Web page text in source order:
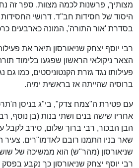
מצותיך, פרשנות לכמה מצוות. ספר זה
היסוד של חסידות חב"ד. דרושי החסידות
בסדרת 'אור התורה', המונה כארבעים
רבי יוסף יצחק שניאורסון תיאר את
הצאר ניקולאי הראשון שפגעו בלימוד
פעילותו נגד גזרת הקנטוניסטים, כמו
ברוסיה שהייתה אז בראשית ימיה.
אחריו שישה בנים ושתי בנות (בן נוסף,
הבן הבכור, רבי ברוך שלום, סירב לקבל
שאר בניו התמנו רובם לאדמו"רים. צעיר
שניאורסון (מהר"ש) הוא ממשיכה של
רבי יוסף יצחק שניאורסון כך נקבע בפסק